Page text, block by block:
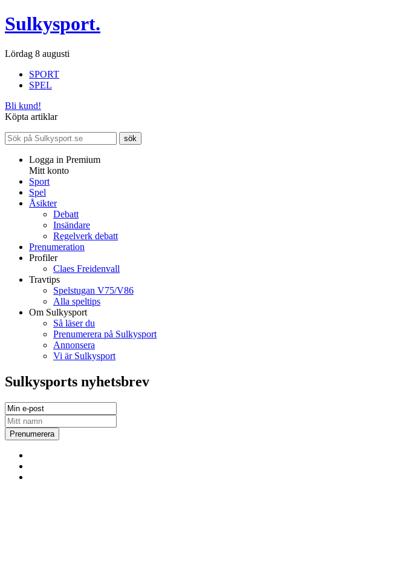
Sulkysport.
Lördag 8 augusti
SPORT
SPEL
Bli kund!
Köpta artiklar
Logga in Premium
Mitt konto
Sport
Spel
Åsikter
Debatt
Insändare
Regelverk debatt
Prenumeration
Profiler
Claes Freidenvall
Travtips
Spelstugan V75/V86
Alla speltips
Om Sulkysport
Så läser du
Prenumerera på Sulkysport
Annonsera
Vi är Sulkysport
Sulkysports nyhetsbrev